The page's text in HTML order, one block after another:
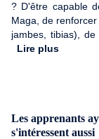
? D'être capable
Maga, de
jambes, tibias),
de frappe sur
Lire plus
Les apprenants
s'intéressent aussi